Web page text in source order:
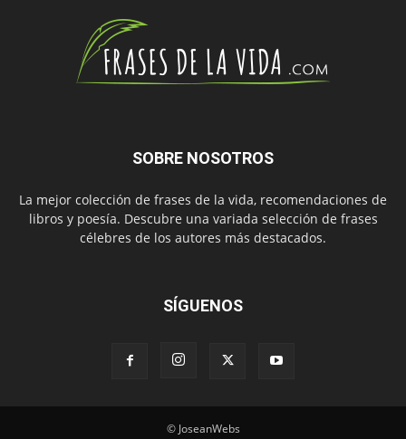
SOBRE NOSOTROS
La mejor colección de frases de la vida, recomendaciones de
libros y poesía. Descubre una variada selección de frases
célebres de los autores más destacados.
SÍGUENOS
© JoseanWebs